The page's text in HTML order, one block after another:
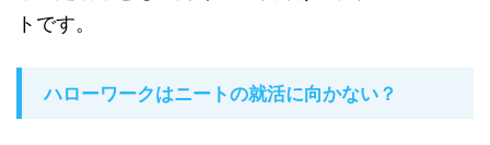
トです。
ハローワークはニートの就活に向かない？